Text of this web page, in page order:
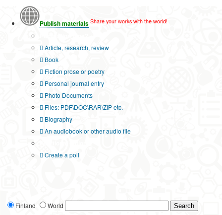
Publish materials Share your works with the world!
Article, research, review
Book
Fiction prose or poetry
Personal journal entry
Photo Documents
Files: PDF\DOC\RAR\ZIP etc.
Biography
An audiobook or other audio file
Create a poll
Finland World